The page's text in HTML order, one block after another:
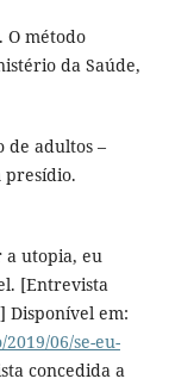
O método
da Saúde,
de adultos –
presídio.
a utopia, eu
[Entrevista
Disponível em:
06/se-eu-
concedida a